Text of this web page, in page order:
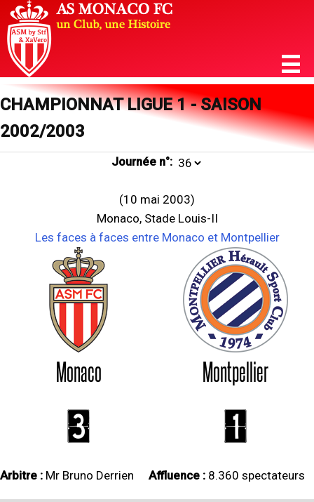
CHAMPIONNAT LIGUE 1 - SAISON
2002/2003
Journée n°:
(10 mai 2003)
Monaco, Stade Louis-II
Les faces à faces entre Monaco et Montpellier
Monaco Montpellier
3 1
Arbitre : Mr Bruno Derrien Affluence : 8.360 spectateurs